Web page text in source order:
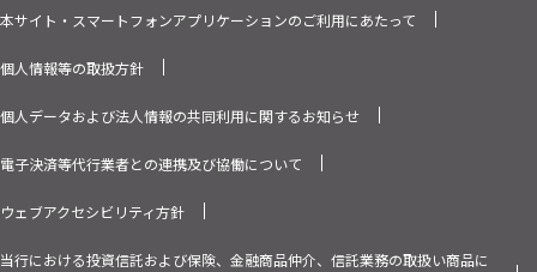
本サイト・スマートフォンアプリケーションのご利用にあたって
個人情報等の取扱方針
個人データおよび法人情報の共同利用に関するお知らせ
電子決済等代行業者との連携及び協働について
ウェブアクセシビリティ方針
当行における投資信託および保険、金融商品仲介、信託業務の取扱い商品に